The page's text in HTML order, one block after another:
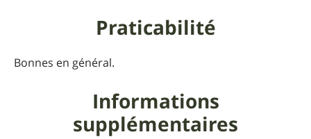
Praticabilité
Bonnes en général.
Informations
supplémentaires